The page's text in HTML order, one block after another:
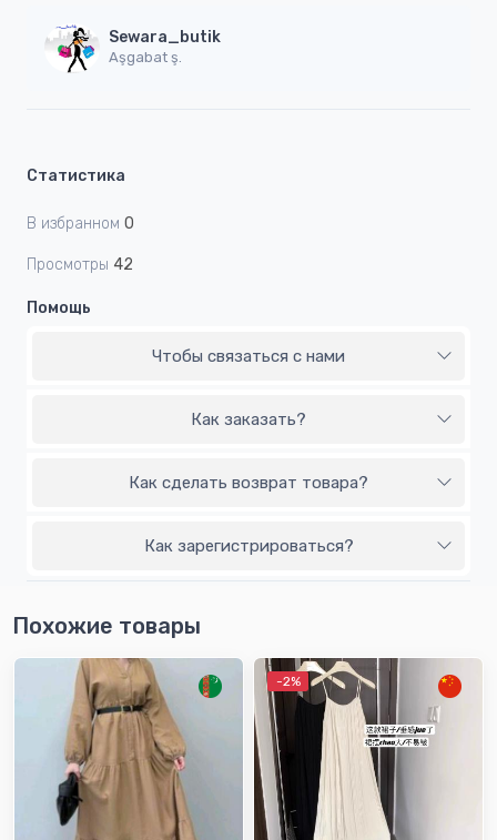
Sewara_butik
Aşgabat ş.
Статистика
В избранном 0
Просмотры 42
Помощь
Чтобы связаться с нами
Как заказать?
Как сделать возврат товара?
Как зарегистрироваться?
Похожие товары
-2%